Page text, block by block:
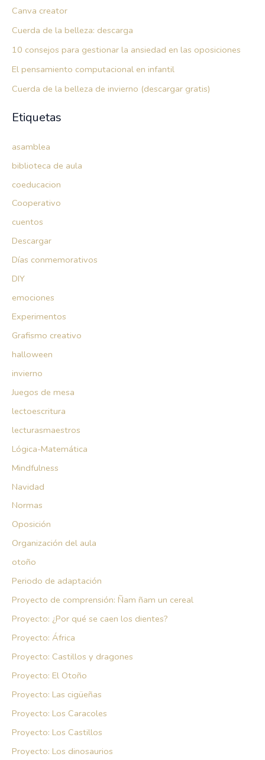
Canva creator
Cuerda de la belleza: descarga
10 consejos para gestionar la ansiedad en las oposiciones
El pensamiento computacional en infantil
Cuerda de la belleza de invierno (descargar gratis)
Etiquetas
asamblea
biblioteca de aula
coeducacion
Cooperativo
cuentos
Descargar
Días conmemorativos
DIY
emociones
Experimentos
Grafismo creativo
halloween
invierno
Juegos de mesa
lectoescritura
lecturasmaestros
Lógica-Matemática
Mindfulness
Navidad
Normas
Oposición
Organización del aula
otoño
Periodo de adaptación
Proyecto de comprensión: Ñam ñam un cereal
Proyecto: ¿Por qué se caen los dientes?
Proyecto: África
Proyecto: Castillos y dragones
Proyecto: El Otoño
Proyecto: Las cigüeñas
Proyecto: Los Caracoles
Proyecto: Los Castillos
Proyecto: Los dinosaurios